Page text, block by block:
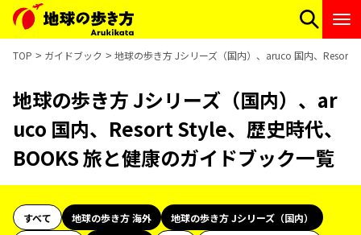
TOP ガイドブック 地球の歩き方 Jシリーズ（国内）、aruco 国内、Resort
地球の歩き方 Jシリーズ（国内）、ar
uco 国内、Resort Style、歴史時代、
BOOKS 旅と健康のガイドブック一覧
すべて 地球の歩き方 海外
地球の歩き方 Jシリーズ（国内）